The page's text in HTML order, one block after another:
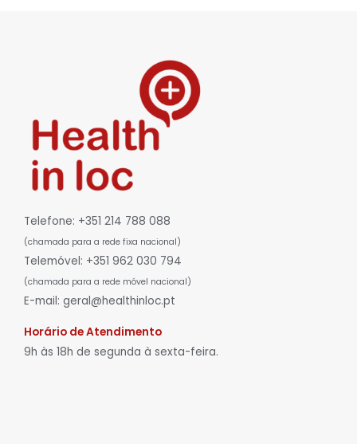
Telefone: +351 214 788 088
(chamada para a rede fixa nacional)
Telemóvel: +351 962 030 794
(chamada para a rede móvel nacional)
E-mail: geral@healthinloc.pt
Horário de Atendimento
9h às 18h de segunda à sexta-feira.